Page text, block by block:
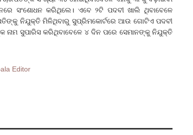
ସଂଶୋଧନ କରିଥିଲେ। ଏବେ ୨ଟି ପଦବୀ ଖାଲି ଥିବାବେଳେ
ନିଯୁକ୍ତି ମିଳିଥିବାରୁ ସୁପ୍ରିମକୋର୍ଟରେ ଆଉ ଗୋଟିଏ ପଦବୀ
ନାମ ସୁପାରିସ କରିଥିବାବେଳେ ୪ ଦିନ ପରେ ସେମାନଙ୍କୁ ନିଯୁକ୍ତି
Editor